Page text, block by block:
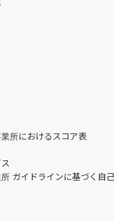
所におけるスコア表
ガイドラインに基づく自